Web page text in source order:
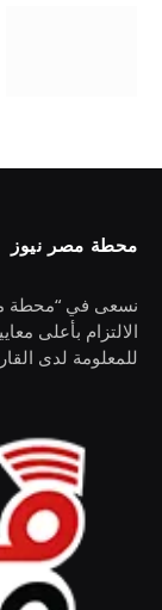
محطة مصر نيوز
نسعى في “محطة
الالتزام بأعلى
للمعلومة لدى